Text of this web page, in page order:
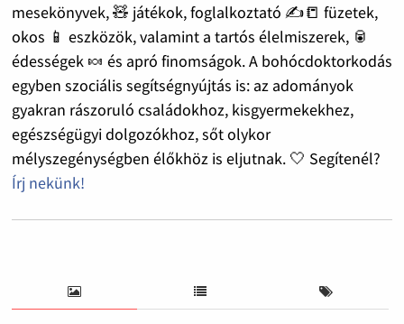
mesekönyvek, 🧸 játékok, foglalkoztató ✍️📒 füzetek,
okos 📱 eszközök, valamint a tartós élelmiszerek, 🥫
édességek 🍬 és apró finomságok. A bohócdoktorkodás
egyben szociális segítségnyújtás is: az adományok
gyakran rászoruló családokhoz, kisgyermekekhez,
egészségügyi dolgozókhoz, sőt olykor
mélyszegénységben élőkhöz is eljutnak. 🤍 Segítenél?
Írj nekünk!